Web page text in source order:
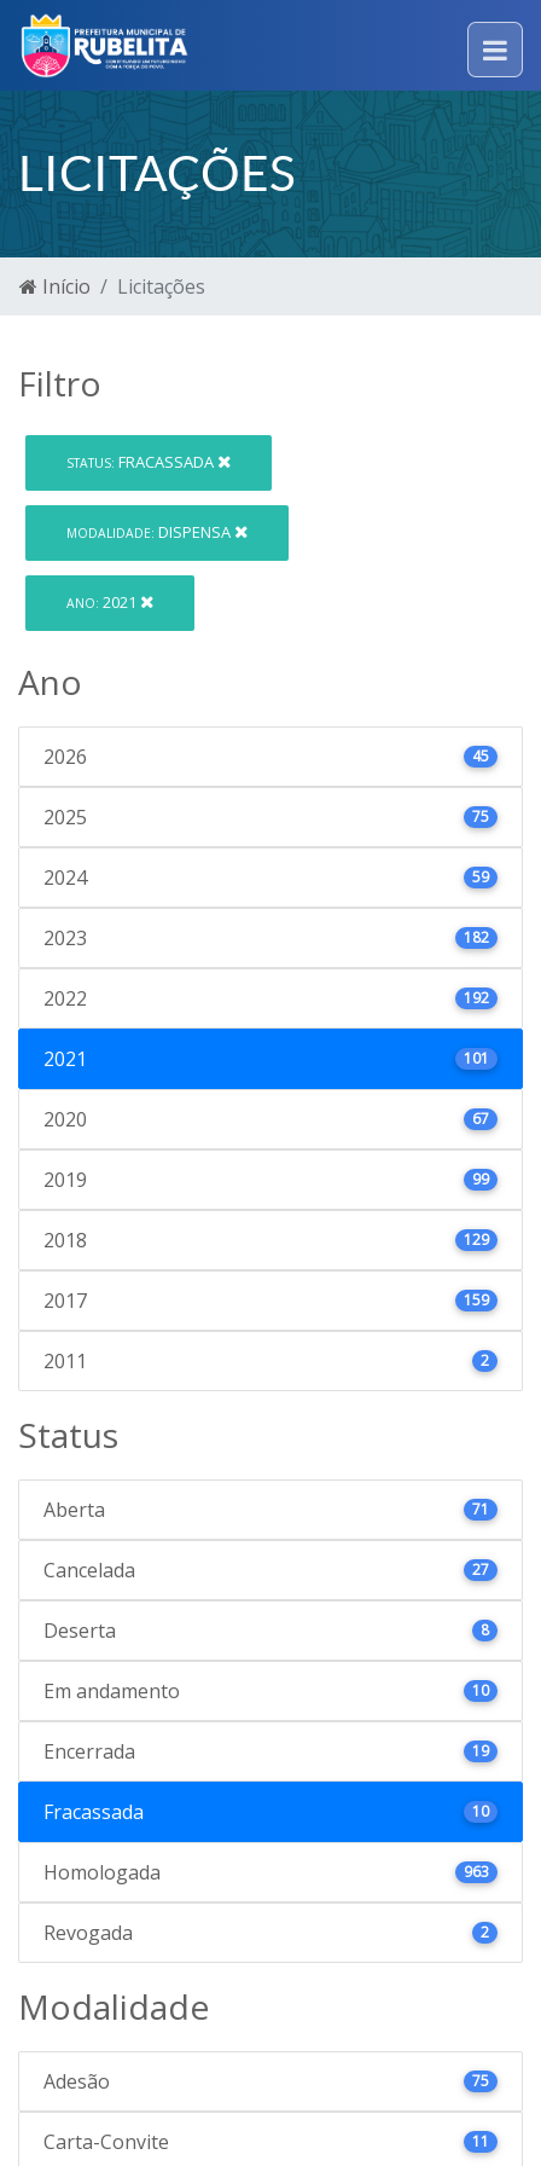
LICITAÇÕES
Início Licitações
Filtro
STATUS: FRACASSADA
MODALIDADE: DISPENSA
ANO: 2021
Ano
2026 45
2025 75
2024 59
2023 182
2022 192
2021 101
2020 67
2019 99
2018 129
2017 159
2011 2
Status
Aberta 71
Cancelada 27
Deserta 8
Em andamento 10
Encerrada 19
Fracassada 10
Homologada 963
Revogada 2
Modalidade
Adesão 75
Carta-Convite 11